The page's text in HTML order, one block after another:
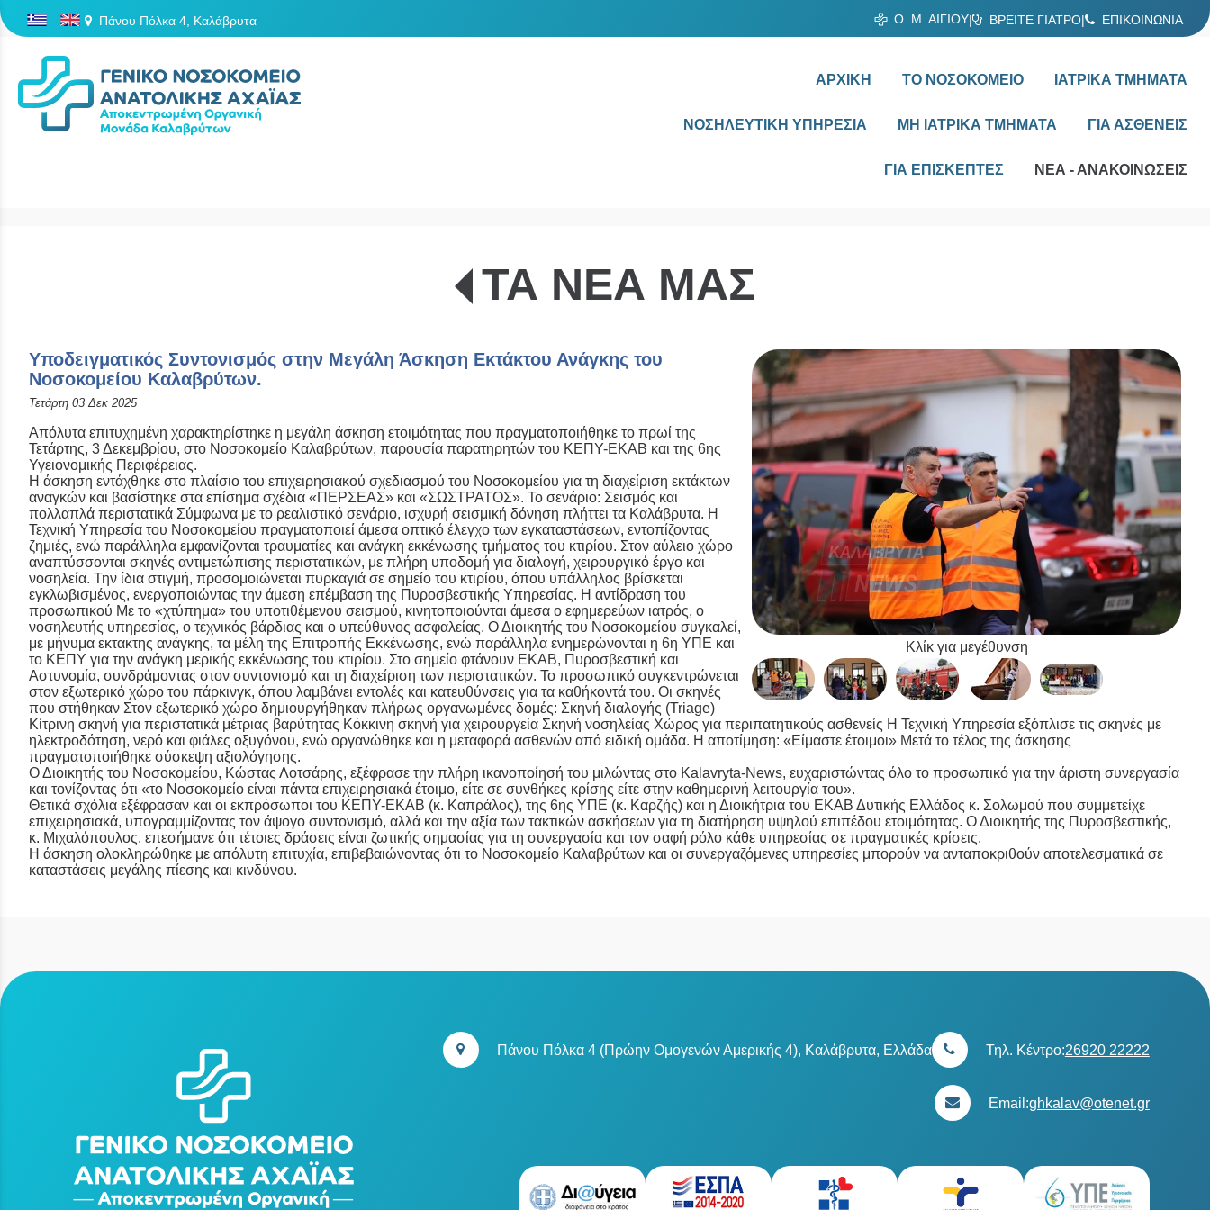
Πάνου Πόλκα 4, Καλάβρυτα Ο. Μ. ΑΙΓΙΟΥ| ΒΡΕΙΤΕ ΓΙΑΤΡΟ| ΕΠΙΚΟΙΝΩΝΙΑ
ΑΡΧΙΚΗ
ΤΟ ΝΟΣΟΚΟΜΕΙΟ ΙΑΤΡΙΚΑ ΤΜΗΜΑΤΑ
ΝΟΣΗΛΕΥΤΙΚΗ ΥΠΗΡΕΣΙΑ ΜΗ ΙΑΤΡΙΚΑ ΤΜΗΜΑΤΑ ΓΙΑ ΑΣΘΕΝΕΙΣ
ΓΙΑ ΕΠΙΣΚΕΠΤΕΣ ΝΕΑ - ΑΝΑΚΟΙΝΩΣΕΙΣ
ΤΑ ΝΕΑ ΜΑΣ
Κλίκ για μεγέθυνση
Υποδειγματικός Συντονισμός στην Μεγάλη Άσκηση Εκτάκτου Ανάγκης του
Νοσοκομείου Καλαβρύτων.
Τετάρτη 03 Δεκ 2025
Απόλυτα επιτυχημένη χαρακτηρίστηκε η μεγάλη άσκηση ετοιμότητας που πραγματοποιήθηκε το πρωί της
Τετάρτης, 3 Δεκεμβρίου, στο Νοσοκομείο Καλαβρύτων, παρουσία παρατηρητών του ΚΕΠΥ-ΕΚΑΒ και της 6ης
Υγειονομικής Περιφέρειας.
Η άσκηση εντάχθηκε στο πλαίσιο του επιχειρησιακού σχεδιασμού του Νοσοκομείου για τη διαχείριση εκτάκτων
αναγκών και βασίστηκε στα επίσημα σχέδια «ΠΕΡΣΕΑΣ» και «ΣΩΣΤΡΑΤΟΣ». Το σενάριο: Σεισμός και
πολλαπλά περιστατικά Σύμφωνα με το ρεαλιστικό σενάριο, ισχυρή σεισμική δόνηση πλήττει τα Καλάβρυτα. Η
Τεχνική Υπηρεσία του Νοσοκομείου πραγματοποιεί άμεσα οπτικό έλεγχο των εγκαταστάσεων, εντοπίζοντας
ζημιές, ενώ παράλληλα εμφανίζονται τραυματίες και ανάγκη εκκένωσης τμήματος του κτιρίου. Στον αύλειο χώρο
αναπτύσσονται σκηνές αντιμετώπισης περιστατικών, με πλήρη υποδομή για διαλογή, χειρουργικό έργο και
νοσηλεία. Την ίδια στιγμή, προσομοιώνεται πυρκαγιά σε σημείο του κτιρίου, όπου υπάλληλος βρίσκεται
εγκλωβισμένος, ενεργοποιώντας την άμεση επέμβαση της Πυροσβεστικής Υπηρεσίας. Η αντίδραση του
προσωπικού Με το «χτύπημα» του υποτιθέμενου σεισμού, κινητοποιούνται άμεσα ο εφημερεύων ιατρός, ο
νοσηλευτής υπηρεσίας, ο τεχνικός βάρδιας και ο υπεύθυνος ασφαλείας. Ο Διοικητής του Νοσοκομείου συγκαλεί,
με μήνυμα εκτακτης ανάγκης, τα μέλη της Επιτροπής Εκκένωσης, ενώ παράλληλα ενημερώνονται η 6η ΥΠΕ και
το ΚΕΠΥ για την ανάγκη μερικής εκκένωσης του κτιρίου. Στο σημείο φτάνουν ΕΚΑΒ, Πυροσβεστική και
Αστυνομία, συνδράμοντας στον συντονισμό και τη διαχείριση των περιστατικών. Το προσωπικό συγκεντρώνεται
στον εξωτερικό χώρο του πάρκινγκ, όπου λαμβάνει εντολές και κατευθύνσεις για τα καθήκοντά του. Οι σκηνές
που στήθηκαν Στον εξωτερικό χώρο δημιουργήθηκαν πλήρως οργανωμένες δομές: Σκηνή διαλογής (Triage)
Κίτρινη σκηνή για περιστατικά μέτριας βαρύτητας Κόκκινη σκηνή για χειρουργεία Σκηνή νοσηλείας Χώρος για περιπατητικούς ασθενείς Η Τεχνική Υπηρεσία εξόπλισε τις σκηνές με
ηλεκτροδότηση, νερό και φιάλες οξυγόνου, ενώ οργανώθηκε και η μεταφορά ασθενών από ειδική ομάδα. Η αποτίμηση: «Είμαστε έτοιμοι» Μετά το τέλος της άσκησης
πραγματοποιήθηκε σύσκεψη αξιολόγησης.
Ο Διοικητής του Νοσοκομείου, Κώστας Λοτσάρης, εξέφρασε την πλήρη ικανοποίησή του μιλώντας στο Kalavryta-News, ευχαριστώντας όλο το προσωπικό για την άριστη συνεργασία
και τονίζοντας ότι «το Νοσοκομείο είναι πάντα επιχειρησιακά έτοιμο, είτε σε συνθήκες κρίσης είτε στην καθημερινή λειτουργία του».
Θετικά σχόλια εξέφρασαν και οι εκπρόσωποι του ΚΕΠΥ-ΕΚΑΒ (κ. Καπράλος), της 6ης ΥΠΕ (κ. Καρζής) και η Διοικήτρια του ΕΚΑΒ Δυτικής Ελλάδος κ. Σολωμού που συμμετείχε
επιχειρησιακά, υπογραμμίζοντας τον άψογο συντονισμό, αλλά και την αξία των τακτικών ασκήσεων για τη διατήρηση υψηλού επιπέδου ετοιμότητας. Ο Διοικητής της Πυροσβεστικής,
κ. Μιχαλόπουλος, επεσήμανε ότι τέτοιες δράσεις είναι ζωτικής σημασίας για τη συνεργασία και τον σαφή ρόλο κάθε υπηρεσίας σε πραγματικές κρίσεις.
Η άσκηση ολοκληρώθηκε με απόλυτη επιτυχία, επιβεβαιώνοντας ότι το Νοσοκομείο Καλαβρύτων και οι συνεργαζόμενες υπηρεσίες μπορούν να ανταποκριθούν αποτελεσματικά σε
καταστάσεις μεγάλης πίεσης και κινδύνου.
Πάνου Πόλκα 4 (Πρώην Ομογενών Αμερικής 4), Καλάβρυτα, Ελλάδα Τηλ. Κέντρο:26920 22222
Email:ghkalav@otenet.gr